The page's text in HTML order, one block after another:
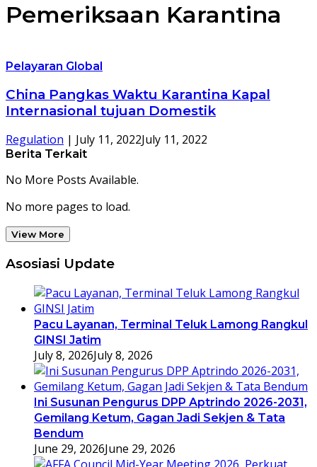
Pemeriksaan Karantina
Pelayaran Global
China Pangkas Waktu Karantina Kapal
Internasional tujuan Domestik
Regulation | July 11, 2022July 11, 2022
Berita Terkait
No More Posts Available.
No more pages to load.
View More
Asosiasi Update
Pacu Layanan, Terminal Teluk Lamong Rangkul
GINSI Jatim
July 8, 2026July 8, 2026
Ini Susunan Pengurus DPP Aptrindo 2026-2031,
Gemilang Ketum, Gagan Jadi Sekjen & Tata
Bendum
June 29, 2026June 29, 2026